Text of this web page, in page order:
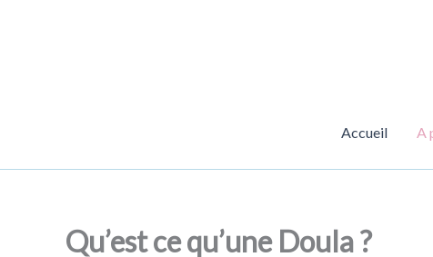
Accueil A
Qu’est ce qu’une Doula ?